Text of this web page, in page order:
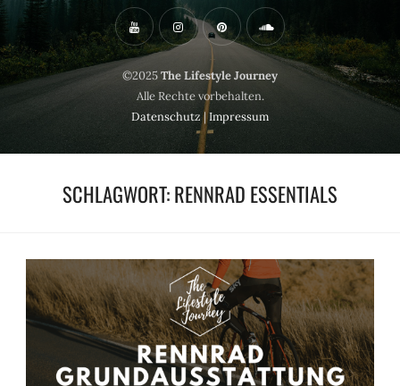
©2025The Lifestyle Journey
Alle Rechte vorbehalten.
Datenschutz|Impressum
SCHLAGWORT:RENNRAD ESSENTIALS